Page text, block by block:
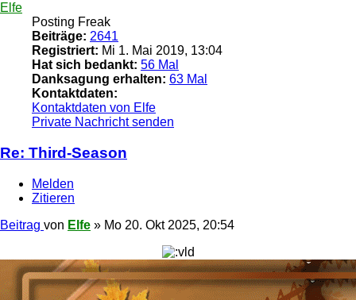
Elfe
Posting Freak
Beiträge: 2641
Registriert: Mi 1. Mai 2019, 13:04
Hat sich bedankt: 56 Mal
Danksagung erhalten: 63 Mal
Kontaktdaten:
Kontaktdaten von Elfe
Private Nachricht senden
Re: Third-Season
Melden
Zitieren
Beitrag von Elfe » Mo 20. Okt 2025, 20:54